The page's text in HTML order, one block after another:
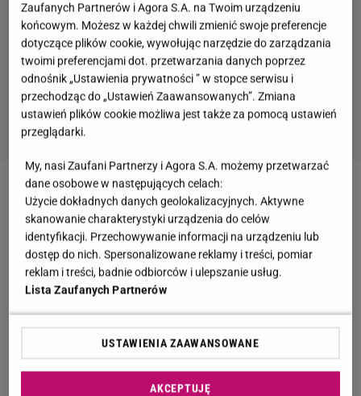
Zobacz wideoŻona Adamczyka poznała Brada
Pitta. Jest zachwycona
Brad Pitt liczył na odnowienie kontaktu z dziećmi w
ich 17. urodziny. To jednak się nie udało
Brad Pitt liczył na to, że spotka się z Knoxem i
Vivienne w dzień ich 17. urodzin. Jak donosi źródło
zagranicznego portalu DailyMail
Zaufanych Partnerów i Agora S.A. na Twoim urządzeniu
końcowym. Możesz w każdej chwili zmienić swoje preferencje
dotyczące plików cookie, wywołując narzędzie do zarządzania
twoimi preferencjami dot. przetwarzania danych poprzez
odnośnik „Ustawienia prywatności ” w stopce serwisu i
przechodząc do „Ustawień Zaawansowanych”. Zmiana
ustawień plików cookie możliwa jest także za pomocą ustawień
przeglądarki.
My, nasi Zaufani Partnerzy i Agora S.A. możemy przetwarzać
dane osobowe w następujących celach:
Użycie dokładnych danych geolokalizacyjnych. Aktywne
skanowanie charakterystyki urządzenia do celów
identyfikacji. Przechowywanie informacji na urządzeniu lub
dostęp do nich. Spersonalizowane reklamy i treści, pomiar
reklam i treści, badnie odbiorców i ulepszanie usług.
Lista Zaufanych Partnerów
USTAWIENIA ZAAWANSOWANE
AKCEPTUJĘ